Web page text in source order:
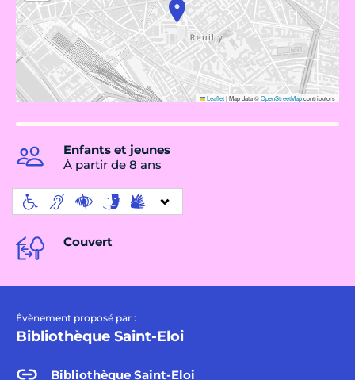
Leaflet|Map data ©OpenStreetMapcontributors
Enfants et jeunes
À partir de 8 ans
Couvert
Évènement proposé par :
Bibliothèque Saint-Eloi
Bibliothèque Saint-Eloi